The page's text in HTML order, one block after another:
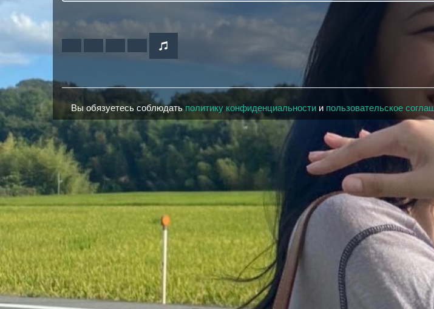
Вы обязуетесь соблюдатьполитику конфиденциальности и пользовательское